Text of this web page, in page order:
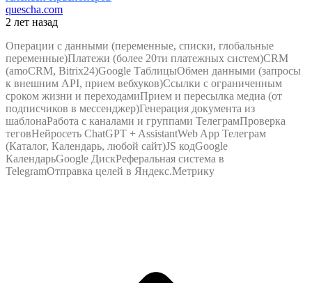
quescha.com
2 лет назад
Операции с данными (переменные, списки, глобальные
переменные)Платежи (более 20ти платежных систем)CRM
(amoCRM, Bitrix24)Google ТаблицыОбмен данными (запросы
к внешним API, прием вебхуков)Ссылки с ограниченным
сроком жизни и переходамиПрием и пересылка медиа (от
подписчиков в мессенджер)Генерация документа из
шаблонаРабота с каналами и группами ТелеграмПроверка
теговНейросеть ChatGPT + AssistantWeb App Телеграм
(Каталог, Календарь, любой сайт)JS кодGoogle
КалендарьGoogle ДискРеферальная система в
TelegramОтправка целей в Яндекс.Метрику